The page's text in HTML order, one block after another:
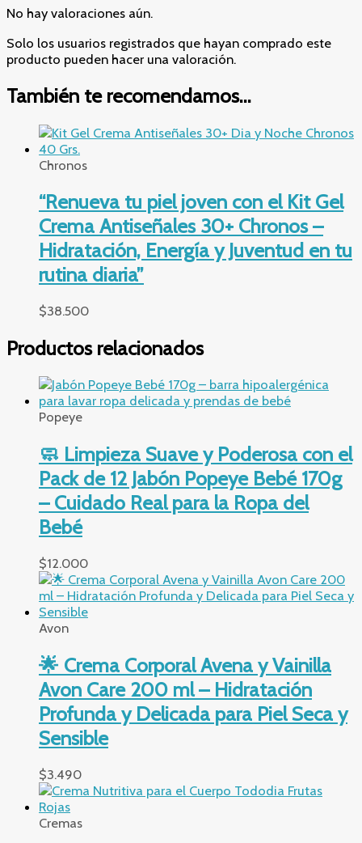
No hay valoraciones aún.
Solo los usuarios registrados que hayan comprado este
producto pueden hacer una valoración.
También te recomendamos…
Chronos
“Renueva tu piel joven con el Kit Gel
Crema Antiseñales 30+ Chronos –
Hidratación, Energía y Juventud en tu
rutina diaria”
$38.500
Productos relacionados
Popeye
🧼 Limpieza Suave y Poderosa con el
Pack de 12 Jabón Popeye Bebé 170g
– Cuidado Real para la Ropa del
Bebé
$12.000
Avon
🌟 Crema Corporal Avena y Vainilla
Avon Care 200 ml – Hidratación
Profunda y Delicada para Piel Seca y
Sensible
$3.490
Cremas